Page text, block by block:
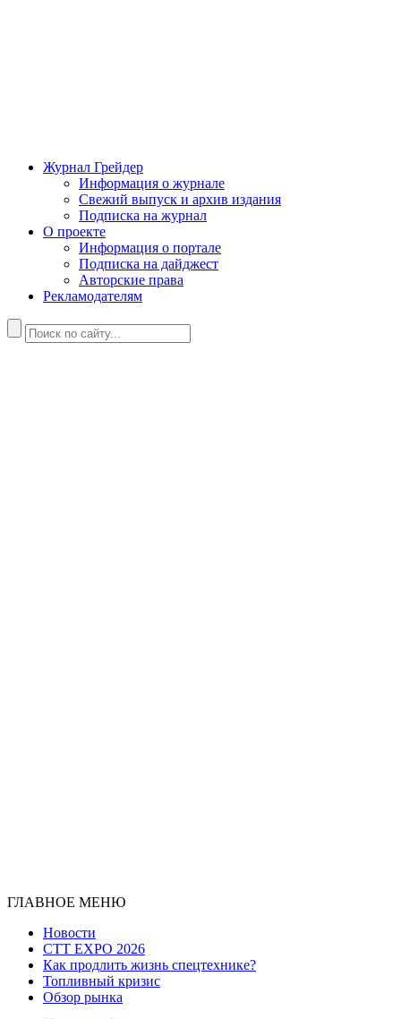
Журнал Грейдер
Информация о журнале
Свежий выпуск и архив издания
Подписка на журнал
О проекте
Информация о портале
Подписка на дайджест
Авторские права
Рекламодателям
ГЛАВНОЕ МЕНЮ
Новости
CTT EXPO 2026
Как продлить жизнь спецтехнике?
Топливный кризис
Обзор рынка